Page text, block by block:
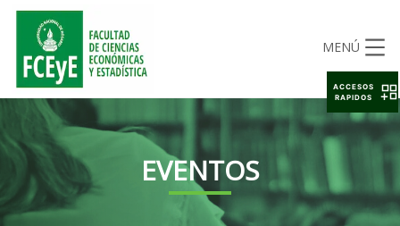
MENÚ
EVENTOS
ACCESOS
RAPIDOS